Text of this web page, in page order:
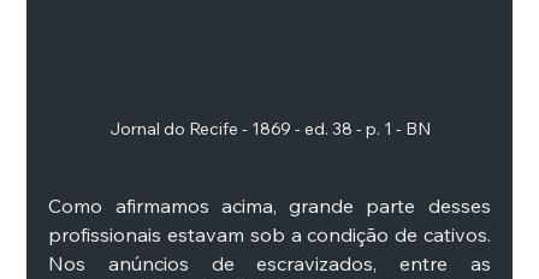
Jornal do Recife - 1869 - ed. 38 - p. 1 - BN
Como afirmamos acima, grande parte desses
profissionais estavam sob a condição de cativos.
Nos anúncios de escravizados, entre as